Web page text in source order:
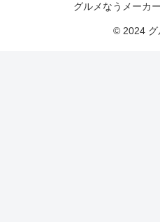
グルメなうメーカ
© 2024 グ